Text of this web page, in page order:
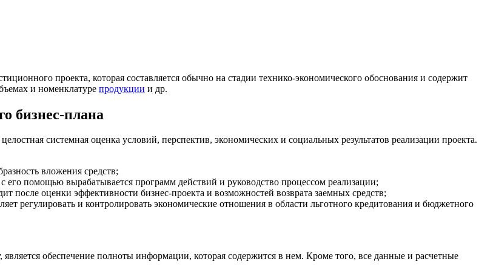
проекта, которая составляется обычно на стадии технико-экономического обоснования и содержит
и номенклатуре продукции и др.
бизнес-плана
системная оценка условий, перспектив, экономических и социальных результатов реализации проекта.
вложения средств;
помощью вырабатывается программ действий и руководство процессом реализации;
после оценки эффективности бизнес-проекта и возможностей возврата заемных средств;
регулировать и контролировать экономические отношения в области льготного кредитования и бюджетного
обеспечение полноты информации, которая содержится в нем. Кроме того, все данные и расчетные